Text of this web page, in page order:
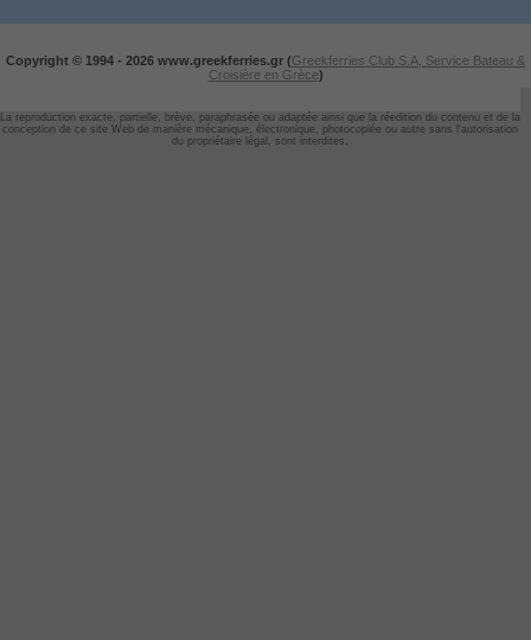
Copyright © 1994 - 2026 www.greekferries.gr (Greekferries Club S.A, Service Bateau &
Croisière en Grèce)
La reproduction exacte, partielle, brève, paraphrasée ou adaptée ainsi que la réedition du contenu et de la
conception de ce site Web de manière mécanique, électronique, photocopiée ou autre sans l'autorisation
du propriétaire légal, sont interdites.